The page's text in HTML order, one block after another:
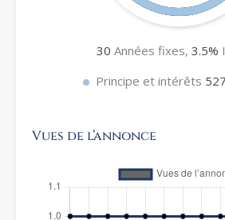
30 Années fixes, 3.5%
Principe et intérêts
Vues de l’annonce